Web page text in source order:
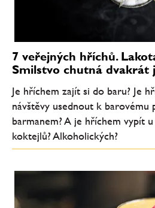
7 veřejných hříchů.
Smilstvo chutná dvakrát
Je hříchem zajít si do baru? Je
návštěvy usednout k barovému
barmanem? A je hříchem vypít
koktejlů? Alkoholických?